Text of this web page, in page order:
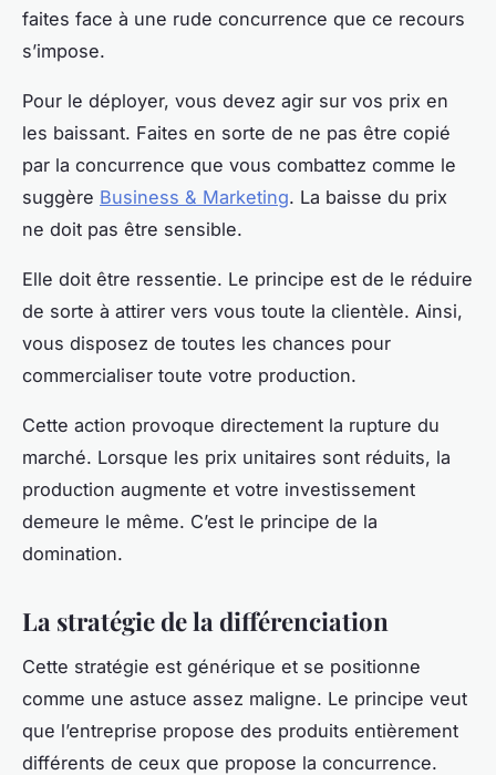
faites face à une rude concurrence que ce recours
s’impose.
Pour le déployer, vous devez agir sur vos prix en
les baissant. Faites en sorte de ne pas être copié
par la concurrence que vous combattez comme le
suggère Business & Marketing. La baisse du prix
ne doit pas être sensible.
Elle doit être ressentie. Le principe est de le réduire
de sorte à attirer vers vous toute la clientèle. Ainsi,
vous disposez de toutes les chances pour
commercialiser toute votre production.
Cette action provoque directement la rupture du
marché. Lorsque les prix unitaires sont réduits, la
production augmente et votre investissement
demeure le même. C’est le principe de la
domination.
La stratégie de la différenciation
Cette stratégie est générique et se positionne
comme une astuce assez maligne. Le principe veut
que l’entreprise propose des produits entièrement
différents de ceux que propose la concurrence.